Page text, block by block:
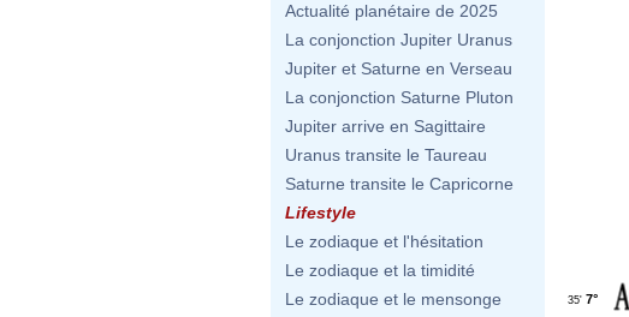
Actualité planétaire de 2025
La conjonction Jupiter Uranus
Jupiter et Saturne en Verseau
La conjonction Saturne Pluton
Jupiter arrive en Sagittaire
Uranus transite le Taureau
Saturne transite le Capricorne
Lifestyle
Le zodiaque et l'hésitation
Le zodiaque et la timidité
Le zodiaque et le mensonge
7°
35'